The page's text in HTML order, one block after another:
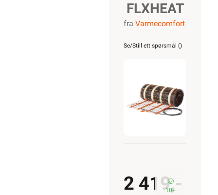
FLXHEAT
100W/m²
310W
fra Varmecomfort
Se/Still ett spørsmål ()
2 419,-
10+